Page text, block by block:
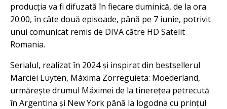
producția va fi difuzată în fiecare duminică, de la ora
20:00, în câte două episoade, până pe 7 iunie, potrivit
unui comunicat remis de DIVA către HD Satelit
Romania.
Serialul, realizat în 2024 și inspirat din bestsellerul
Marciei Luyten, Máxima Zorreguieta: Moederland,
urmărește drumul Máximei de la tinerețea petrecută
în Argentina și New York până la logodna cu prințul